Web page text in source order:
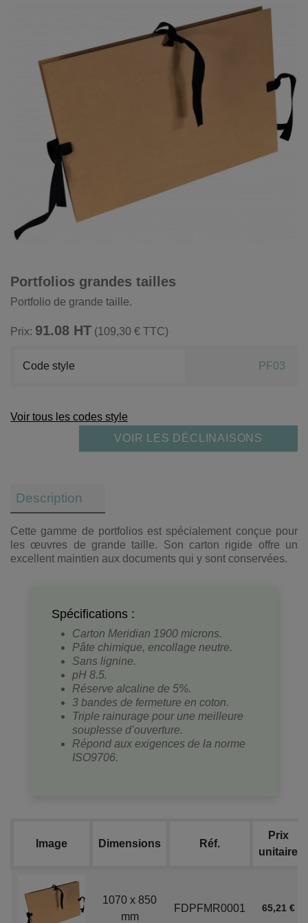
Portfolios grandes tailles
Portfolio de grande taille.
Prix: 91.08 HT (109,30 € TTC)
Code style PF03
Voir tous les codes style
VOIR LES DÉCLINAISONS
Description
Cette gamme de portfolios est spécialement conçue pour
les œuvres de grande taille. Son carton rigide offre un
excellent maintien aux documents qui y sont conservées.
Spécifications :
Carton Meridian 1900 microns.
Pâte chimique, encollage neutre.
Sans lignine.
pH 8.5.
Réserve alcaline de 5%.
3 bandes de fermeture en coton.
Triple rainurage pour une meilleure
souplesse d’ouverture.
Répond aux exigences de la norme
ISO9706.
Image Dimensions Réf.
Prix
unitaire
1070 x 850
mm
FDPFMR0001 65,21 €